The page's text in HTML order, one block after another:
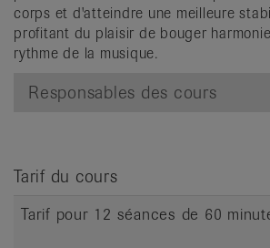
corps et d'atteindre une meilleure
profitant du plaisir de bouger
rythme de la musique.
Responsables des cours
Tarif du cours
Tarif pour 12 séances de 60